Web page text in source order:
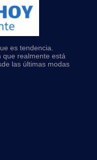
es tendencia.
que realmente está
las últimas modas